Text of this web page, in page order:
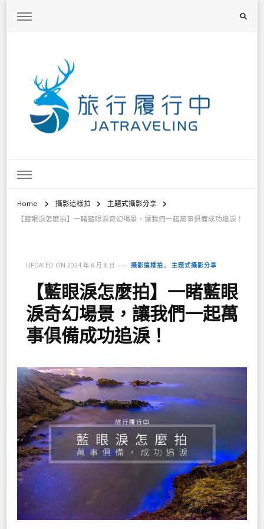
Home 攝影這樣拍
主題式攝影分享
【藍眼淚怎麼拍】一睹藍眼淚奇幻場景，讓我們一起萬事俱備成功追淚！
UPDATED ON 2024 年 8 月 8 日 攝影這樣拍 主題式攝影分享
【藍眼淚怎麼拍】一睹藍眼
淚奇幻場景，讓我們一起萬
事俱備成功追淚！